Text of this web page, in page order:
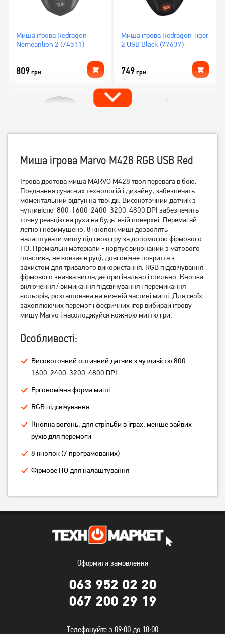
Миша ігрова Redragon
Nemeanlion 2 (74511)
809грн
Миша ігрова Redragon Tiger
2 USB Black (77637)
749грн
Миша ігрова A4Tech F5 USB
Black (4711421882828)
849грн
Миша ігрова A4Tech X-
710BК USB Black
(4711421757874)
749грн
Lightsync USB Black
1 549грн
6BL-01 Wireless Black
Миша ігрова A4Tech XL-
(4711421758925)
Миша A4Tech X-718BK USB
Миша ігрова Marvo M428 RGB USB Red
Ігрова дротова миша MARVO M428 твоя перевага в бою.
Поєднання сучасних технологій і дизайну, забезпечать
моментальний відгук на твої дії. Високоточний датчик з
чутливістю 800-1600-2400-3200-4800 DPI забезпечить
точну реакцію на рухи на будь-якій поверхні. Перемагай
легко і невимушено. 8 кнопок миші дозволять
налаштувати мишу під свою гру за допомогою фірмового
ПЗ. Преміальні матеріали - корпус виконаний з матового
пластика, не ковзає в руці, довговічне покриття з
захистом для тривалого використання. RGB підсвічування
фірмового значка виглядає оригінально і стильно. Кнопка
включення / вимикання підсвічування і перемикання
кольорів, розташована на нижній частині миші. Для своїх
захоплюючих перемог і феєричних ігор вибирай ігрову
мишу Marvo і насолоджуйся кожною миттю гри.
Особливості:
Високоточний оптичний датчик з чутливістю 800-
1600-2400-3200-4800 DPI
Ергономічна форма миші
RGB підсвічування
Кнопка вогонь, для стрільби в іграх, менше зайвих
рухів для перемоги
8 кнопок (7 програмованих)
Фірмове ПО для налаштування
Оформити замовлення
063 952 02 20
067 200 29 19
Телефонуйте з 09:00 до 18:00